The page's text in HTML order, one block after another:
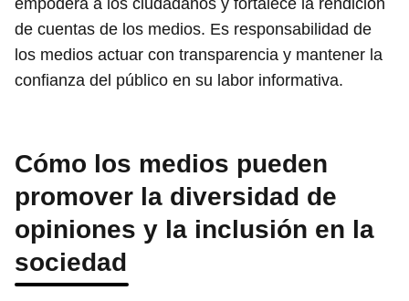
empodera a los ciudadanos y fortalece la rendición
de cuentas de los medios. Es responsabilidad de
los medios actuar con transparencia y mantener la
confianza del público en su labor informativa.
Cómo los medios pueden
promover la diversidad de
opiniones y la inclusión en la
sociedad